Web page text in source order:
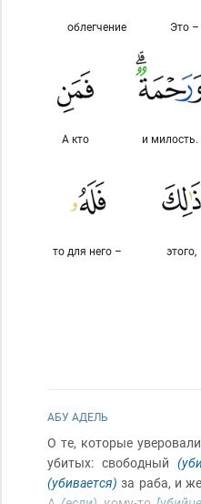
Это –
облегчение
и милость.
А кто
этого,
то для него –
АБУ АДЕЛЬ
О те, которые
убитых: свободный
(убивается) за раба, и